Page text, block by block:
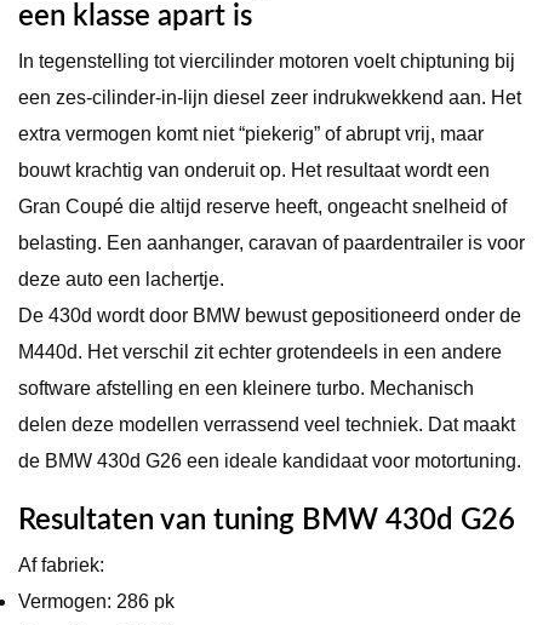
een klasse apart is
In tegenstelling tot viercilinder motoren voelt chiptuning bij
een zes-cilinder-in-lijn diesel zeer indrukwekkend aan. Het
extra vermogen komt niet “piekerig” of abrupt vrij, maar
bouwt krachtig van onderuit op. Het resultaat wordt een
Gran Coupé die altijd reserve heeft, ongeacht snelheid of
belasting. Een aanhanger, caravan of paardentrailer is voor
deze auto een lachertje.
De 430d wordt door BMW bewust gepositioneerd onder de
M440d. Het verschil zit echter grotendeels in een andere
software afstelling en een kleinere turbo. Mechanisch
delen deze modellen verrassend veel techniek. Dat maakt
de BMW 430d G26 een ideale kandidaat voor motortuning.
Resultaten van tuning BMW 430d G26
Af fabriek:
Vermogen: 286 pk